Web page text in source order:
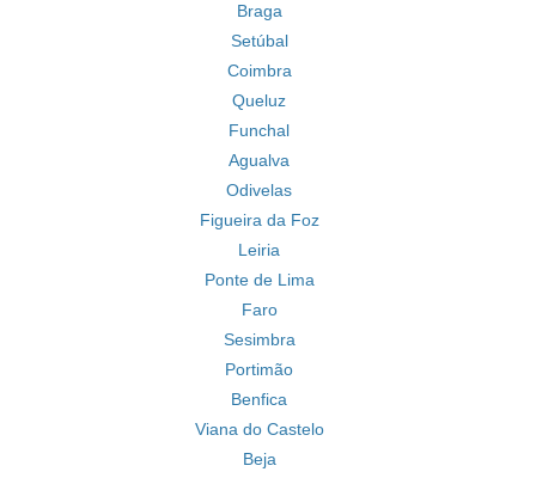
Braga
Setúbal
Coimbra
Queluz
Funchal
Agualva
Odivelas
Figueira da Foz
Leiria
Ponte de Lima
Faro
Sesimbra
Portimão
Benfica
Viana do Castelo
Beja